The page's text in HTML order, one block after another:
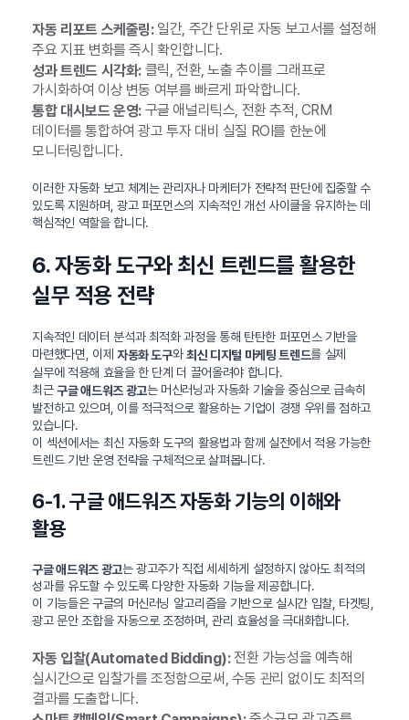
자동 리포트 스케줄링:일간, 주간 단위로 자동 보고서를 설정해
주요 지표 변화를 즉시 확인합니다.
성과 트렌드 시각화:클릭, 전환, 노출 추이를 그래프로
가시화하여 이상 변동 여부를 빠르게 파악합니다.
통합 대시보드 운영:구글 애널리틱스, 전환 추적, CRM
데이터를 통합하여 광고 투자 대비 실질 ROI를 한눈에
모니터링합니다.
이러한 자동화 보고 체계는 관리자나 마케터가 전략적 판단에 집중할 수
있도록 지원하며, 광고 퍼포먼스의 지속적인 개선 사이클을 유지하는 데
핵심적인 역할을 합니다.
6. 자동화 도구와 최신 트렌드를 활용한
실무 적용 전략
지속적인 데이터 분석과 최적화 과정을 통해 탄탄한 퍼포먼스 기반을
마련했다면, 이제 자동화 도구와최신 디지털 마케팅 트렌드를 실제
실무에 적용해 효율을 한 단계 더 끌어올려야 합니다.
최근구글 애드워즈 광고는 머신러닝과 자동화 기술을 중심으로 급속히
발전하고 있으며, 이를 적극적으로 활용하는 기업이 경쟁 우위를 점하고
있습니다.
이 섹션에서는 최신 자동화 도구의 활용법과 함께 실전에서 적용 가능한
트렌드 기반 운영 전략을 구체적으로 살펴봅니다.
6-1. 구글 애드워즈 자동화 기능의 이해와
활용
구글 애드워즈 광고는 광고주가 직접 세세하게 설정하지 않아도 최적의
성과를 유도할 수 있도록 다양한 자동화 기능을 제공합니다.
이 기능들은 구글의 머신러닝 알고리즘을 기반으로 실시간 입찰, 타겟팅,
광고 문안 조합을 자동으로 조정하며, 관리 효율성을 극대화합니다.
자동 입찰(Automated Bidding):전환 가능성을 예측해
실시간으로 입찰가를 조정함으로써, 수동 관리 없이도 최적의
결과를 도출합니다.